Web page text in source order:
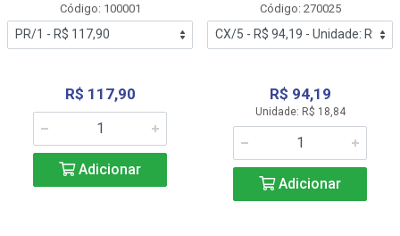
Código: 100001
R$ 117,90
Adicionar
Código: 270025
R$ 94,19
Unidade: R$ 18,84
Adicionar